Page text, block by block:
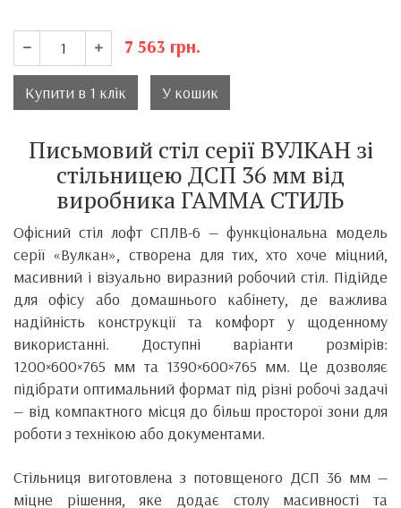
7 563 грн.
Купити в 1 клік У кошик
Письмовий стіл серії ВУЛКАН зі
стільницею ДСП 36 мм від
виробника ГАММА СТИЛЬ
Офісний стіл лофт СПЛВ-6 — функціональна модель
серії «Вулкан», створена для тих, хто хоче міцний,
масивний і візуально виразний робочий стіл. Підійде
для офісу або домашнього кабінету, де важлива
надійність конструкції та комфорт у щоденному
використанні. Доступні варіанти розмірів:
1200×600×765 мм та 1390×600×765 мм. Це дозволяє
підібрати оптимальний формат під різні робочі задачі
— від компактного місця до більш просторої зони для
роботи з технікою або документами.
Стільниця виготовлена з потовщеного ДСП 36 мм —
міцне рішення, яке додає столу масивності та